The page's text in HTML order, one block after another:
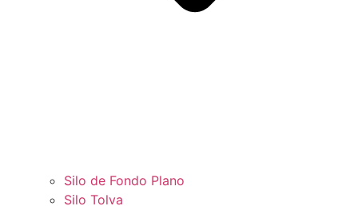
Silo de Fondo Plano
Silo Tolva